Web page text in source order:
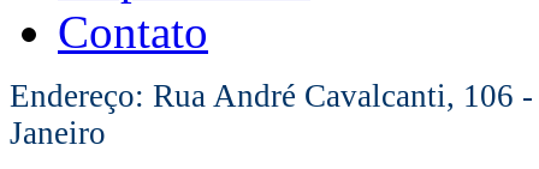
Contato
Endereço: Rua André Cavalcanti, 106
Janeiro